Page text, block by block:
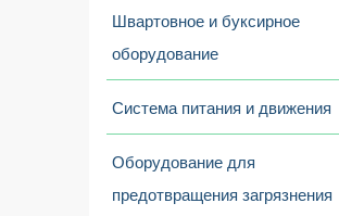
Швартовное и буксирное
оборудование
Система питания и движения
Оборудование для
предотвращения загрязнения